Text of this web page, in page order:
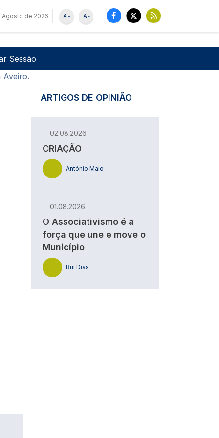
Agosto de 2026 -
A
+
A
de utilizador
Sessão
Aveiro.
ARTIGOS DE OPINIÃO
02.08.2026
CRIAÇÃO
António Maio
01.08.2026
O Associativismo é a
força que une e move o
Município
Rui Dias